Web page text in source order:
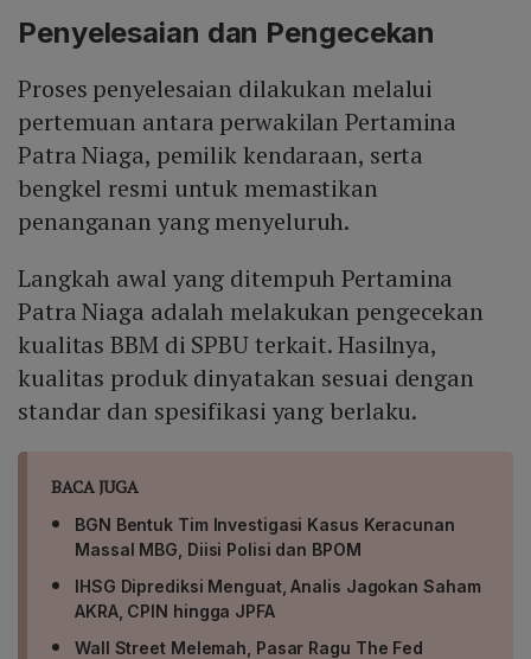
center 135 atau media sosial @pertamina135.
gangguan teknis yang dapat timbul akibat penggunaan
Penyelesaian dan Pengecekan
Proses penyelesaian dilakukan melalui
pertemuan antara perwakilan Pertamina
Patra Niaga, pemilik kendaraan, serta
bengkel resmi untuk memastikan
penanganan yang menyeluruh.
Langkah awal yang ditempuh Pertamina
Patra Niaga adalah melakukan pengecekan
kualitas BBM di SPBU terkait. Hasilnya,
kualitas produk dinyatakan sesuai dengan
standar dan spesifikasi yang berlaku.
BACA JUGA
BGN Bentuk Tim Investigasi Kasus Keracunan
Massal MBG, Diisi Polisi dan BPOM
IHSG Diprediksi Menguat, Analis Jagokan Saham
AKRA, CPIN hingga JPFA
Wall Street Melemah, Pasar Ragu The Fed